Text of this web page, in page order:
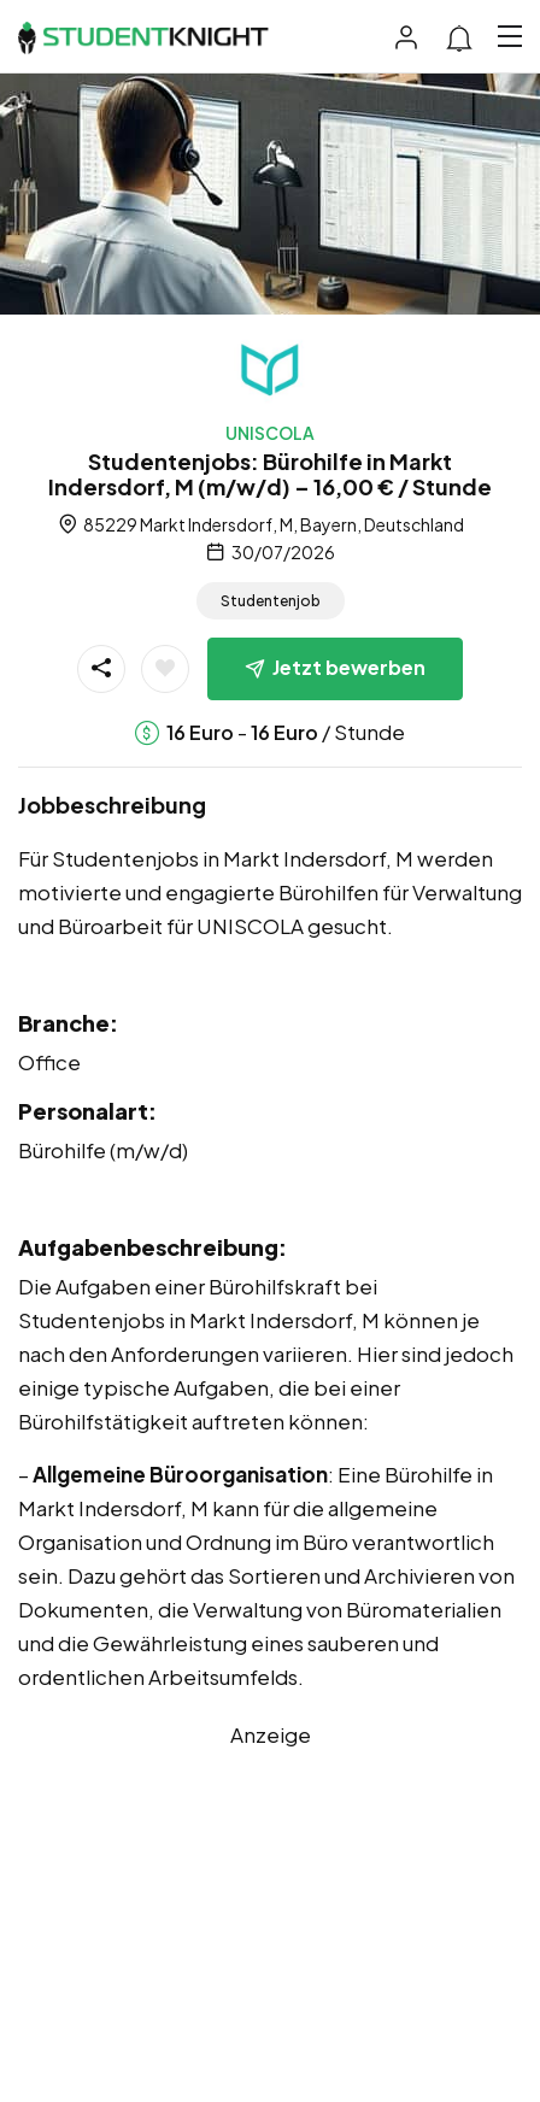
UNISCOLA
Studentenjobs: Bürohilfe in Markt
Indersdorf, M (m/w/d) – 16,00 € / Stunde
85229 Markt Indersdorf, M, Bayern, Deutschland
30/07/2026
Studentenjob
Jetzt bewerben
16 Euro -16 Euro / Stunde
Jobbeschreibung
Für Studentenjobs in Markt Indersdorf, M werden
motivierte und engagierte Bürohilfen für Verwaltung
und Büroarbeit für UNISCOLA gesucht.
Branche:
Office
Personalart:
Bürohilfe (m/w/d)
Aufgabenbeschreibung:
Die Aufgaben einer Bürohilfskraft bei
Studentenjobs in Markt Indersdorf, M können je
nach den Anforderungen variieren. Hier sind jedoch
einige typische Aufgaben, die bei einer
Bürohilfstätigkeit auftreten können:
–Allgemeine Büroorganisation: Eine Bürohilfe in
Markt Indersdorf, M kann für die allgemeine
Organisation und Ordnung im Büro verantwortlich
sein. Dazu gehört das Sortieren und Archivieren von
Dokumenten, die Verwaltung von Büromaterialien
und die Gewährleistung eines sauberen und
ordentlichen Arbeitsumfelds.
Anzeige